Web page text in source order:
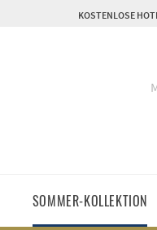
KOSTENLOSE
SOMMER-KOLLEKTION